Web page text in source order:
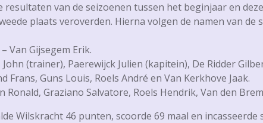
resultaten van de seizoenen tussen het beginjaar en
plaats veroverden. Hierna volgen de namen van
Van Gijsegem Erik.
(trainer), Paerewijck Julien (kapitein), De Ridder
Frans, Guns Louis, Roels André en Van Kerkhove Jaak.
Ronald, Graziano Salvatore, Roels Hendrik, Van den
Wilskracht 46 punten, scoorde 69 maal en